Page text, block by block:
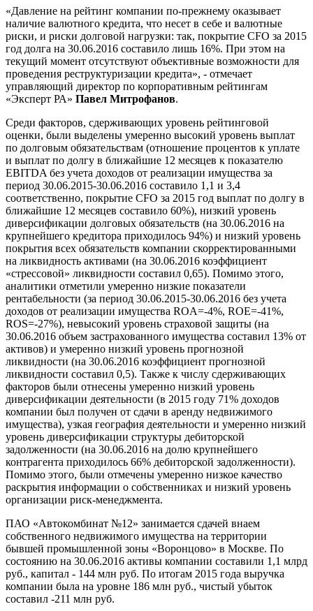
«Давление на рейтинг компании по-прежнему оказывает
наличие валютного кредита, что несет в себе и валютные
риски, и риски долговой нагрузки: так, покрытие CFO за 2015
год долга на 30.06.2016 составило лишь 16%. При этом на
текущий момент отсутствуют объективные возможности для
проведения реструктуризации кредита», - отмечает
управляющий директор по корпоративным рейтингам
«Эксперт РА» Павел Митрофанов.
Среди факторов, сдерживающих уровень рейтинговой
оценки, были выделены умеренно высокий уровень выплат
по долговым обязательствам (отношение процентов к уплате
и выплат по долгу в ближайшие 12 месяцев к показателю
EBITDA без учета доходов от реализации имущества за
период 30.06.2015-30.06.2016 составило 1,1 и 3,4
соответственно, покрытие CFO за 2015 год выплат по долгу в
ближайшие 12 месяцев составило 60%), низкий уровень
диверсификации долговых обязательств (на 30.06.2016 на
крупнейшего кредитора приходилось 94%) и низкий уровень
покрытия всех обязательств компании скорректированными
на ликвидность активами (на 30.06.2016 коэффициент
«стрессовой» ликвидности составил 0,65). Помимо этого,
аналитики отметили умеренно низкие показатели
рентабельности (за период 30.06.2015-30.06.2016 без учета
доходов от реализации имущества ROA=-4%, ROE=-41%,
ROS=-27%), невысокий уровень страховой защиты (на
30.06.2016 объем застрахованного имущества составил 13% от
активов) и умеренно низкий уровень прогнозной
ликвидности (на 30.06.2016 коэффициент прогнозной
ликвидности составил 0,5). Также к числу сдерживающих
факторов были отнесены умеренно низкий уровень
диверсификации деятельности (в 2015 году 71% доходов
компании был получен от сдачи в аренду недвижимого
имущества), узкая география деятельности и умеренно низкий
уровень диверсификации структуры дебиторской
задолженности (на 30.06.2016 на долю крупнейшего
контрагента приходилось 66% дебиторской задолженности).
Помимо этого, были отмечены умеренно низкое качество
раскрытия информации о собственниках и низкий уровень
организации риск-менеджмента.
ПАО «Автокомбинат №12» занимается сдачей внаем
собственного недвижимого имущества на территории
бывшей промышленной зоны «Воронцово» в Москве. По
состоянию на 30.06.2016 активы компании составили 1,1 млрд
руб., капитал - 144 млн руб. По итогам 2015 года выручка
компании была на уровне 186 млн руб., чистый убыток
составил -211 млн руб.